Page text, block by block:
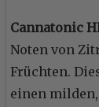
Cannatonic
Noten von
Früchten.
einen